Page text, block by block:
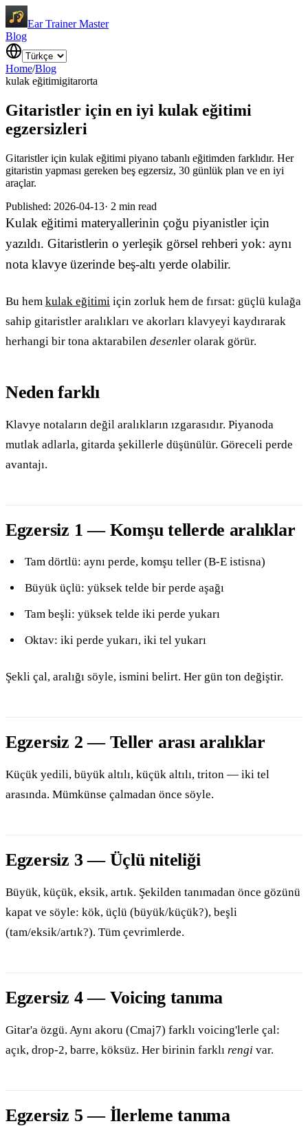
Ear Trainer Master
Blog
Home/Blog
kulak eğitimigitarorta
Gitaristler için en iyi kulak eğitimi
egzersizleri
Gitaristler için kulak eğitimi piyano tabanlı eğitimden farklıdır. Her
gitaristin yapması gereken beş egzersiz, 30 günlük plan ve en iyi
araçlar.
Published: 2026-04-13· 2 min read
Kulak eğitimi materyallerinin çoğu piyanistler için
yazıldı. Gitaristlerin o yerleşik görsel rehberi yok: aynı
nota klavye üzerinde beş-altı yerde olabilir.
Bu hem kulak eğitimi için zorluk hem de fırsat: güçlü kulağa
sahip gitaristler aralıkları ve akorları klavyeyi kaydırarak
herhangi bir tona aktarabilen desenler olarak görür.
Neden farklı
Klavye notaların değil aralıkların ızgarasıdır. Piyanoda
mutlak adlarla, gitarda şekillerle düşünülür. Göreceli perde
avantajı.
Egzersiz 1 — Komşu tellerde aralıklar
Tam dörtlü: aynı perde, komşu teller (B-E istisna)
Büyük üçlü: yüksek telde bir perde aşağı
Tam beşli: yüksek telde iki perde yukarı
Oktav: iki perde yukarı, iki tel yukarı
Şekli çal, aralığı söyle, ismini belirt. Her gün ton değiştir.
Egzersiz 2 — Teller arası aralıklar
Küçük yedili, büyük altılı, küçük altılı, triton — iki tel
arasında. Mümkünse çalmadan önce söyle.
Egzersiz 3 — Üçlü niteliği
Büyük, küçük, eksik, artık. Şekilden tanımadan önce gözünü
kapat ve söyle: kök, üçlü (büyük/küçük?), beşli
(tam/eksik/artık?). Tüm çevrimlerde.
Egzersiz 4 — Voicing tanıma
Gitar'a özgü. Aynı akoru (Cmaj7) farklı voicing'lerle çal:
açık, drop-2, barre, köksüz. Her birinin farklı rengi var.
Egzersiz 5 — İlerleme tanıma